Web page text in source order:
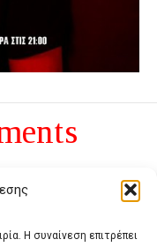
Η συναίνεση επιτρέπει